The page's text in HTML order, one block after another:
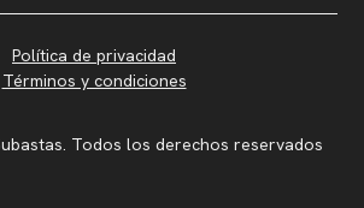
Todos los derechos reservados
Política de privacidad
Términos y condiciones